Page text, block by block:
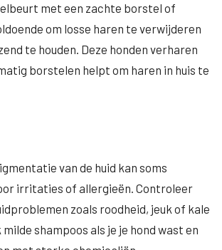
met een zachte borstel of
om losse haren te verwijderen
te houden. Deze honden verharen
borstelen helpt om haren in huis te
van de huid kan soms
irritaties of allergieën. Controleer
zoals roodheid, jeuk of kale
shampoos als je je hond wast en